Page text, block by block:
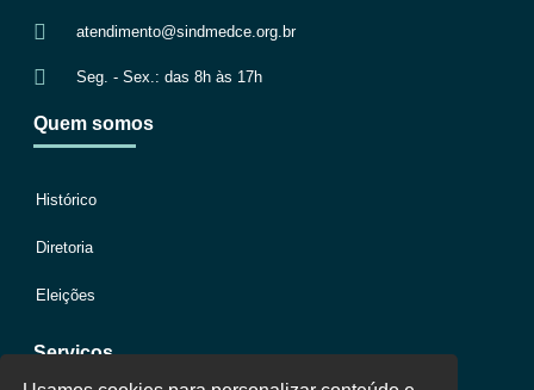
atendimento@sindmedce.org.br
Seg. - Sex.: das 8h às 17h
Quem somos
Histórico
Diretoria
Eleições
Serviços